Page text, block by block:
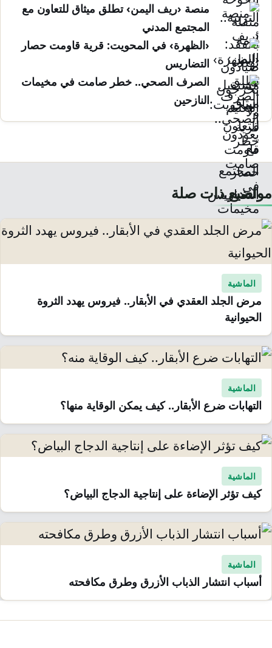
منصة ‹ريف اليمن› تطلق ميثاق للتعاون مع
المجتمع المدني
‹الظهرة› في المحويت: قرية قاومت حصار
التضاريس
الصرف الصحي.. خطر صامت في مخيمات
النازحين
مواضيع ذات صلة
الماشية
مرض الجلد العقدي في الأبقار.. فيروس يهدد الثروة
الحيوانية
الماشية
التهابات ضرع الأبقار.. كيف يمكن الوقاية منها؟
الماشية
كيف تؤثر الإضاءة على إنتاجية الدجاج البياض؟
الماشية
أسباب انتشار الذباب الأزرق وطرق مكافحته